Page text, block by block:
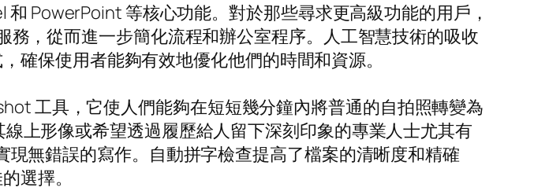
PowerPoint 等核心功能。對於那些尋求更高級功能的用戶，
務，從而進一步簡化流程和辦公室程序。人工智慧技術的吸收
確保使用者能夠有效地優化他們的時間和資源。
工具，它使人們能夠在短短幾分鐘內將普通的自拍照轉變為
上形像或希望透過履歷給人留下深刻印象的專業人士尤其有
無錯誤的寫作。自動拼字檢查提高了檔案的清晰度和精確
選擇。